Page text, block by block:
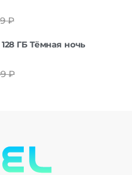
₽
ГБ Тёмная ночь
₽